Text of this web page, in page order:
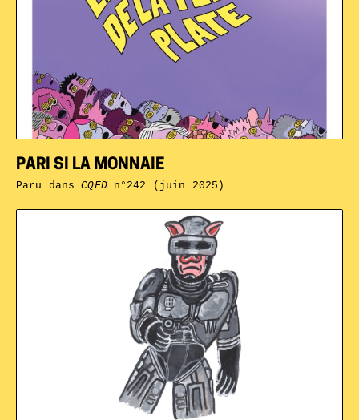
PARI SI LA MONNAIE
Paru dansCQFDn°242 (juin 2025)